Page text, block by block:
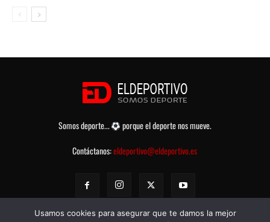
Somos deporte...
porque el deporte nos mueve.
Contáctanos:eldeportivo@eldeportivo.es
Usamos cookies para asegurar que te damos la mejor